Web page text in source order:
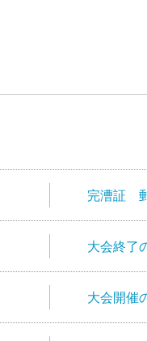
完漕証
大会終了
大会開催